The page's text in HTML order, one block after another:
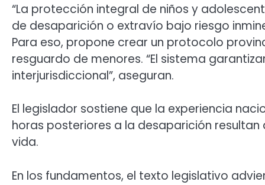
“La protección integral de niños y
de desaparición o extravío bajo riesgo
Para eso, propone crear un protocolo
resguardo de menores. “El sistema
interjurisdiccional”, aseguran.
El legislador sostiene que la experiencia
horas posteriores a la desaparición
vida.
En los fundamentos, el texto legislativo